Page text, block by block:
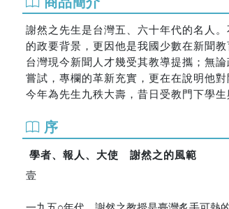
謝然之先生是台灣五、六十年代的名人
的政要背景，更因他是我國少數在新聞
台灣現今新聞人才幾受其教導提攜；無
嘗試，專欄的革新充實，更在在說明他對
今年為先生九秩大壽，昔日受教門下學
序
學者、報人、大使 謝然之的風範
壹